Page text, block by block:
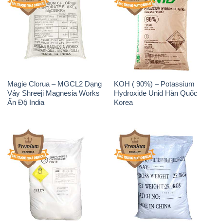
Magie Clorua – MGCL2 Dạng
Vảy Shreeji Magnesia Works
Ấn Độ India
KOH ( 90%) – Potassium
Hydroxide Unid Hàn Quốc
Korea